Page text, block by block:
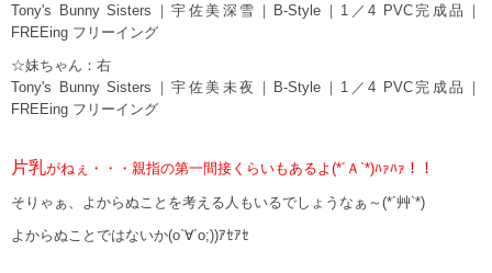
Tony's Bunny Sisters｜宇佐美深雪｜B-Style｜1／4 PVC完成品｜
FREEing フリーイング
☆妹ちゃん：右
Tony's Bunny Sisters｜宇佐美未夜｜B-Style｜1／4 PVC完成品｜
FREEing フリーイング
片乳がねぇ・・・親指の第一間接くらいもあるよ(*´Ａ`*)ﾊｧﾊｧ！！
そりゃぁ、よからぬことを考える人もいるでしょうなぁ～(*´艸`*)
よからぬことではないか(o`∀´o;))ｱｾｱｾ